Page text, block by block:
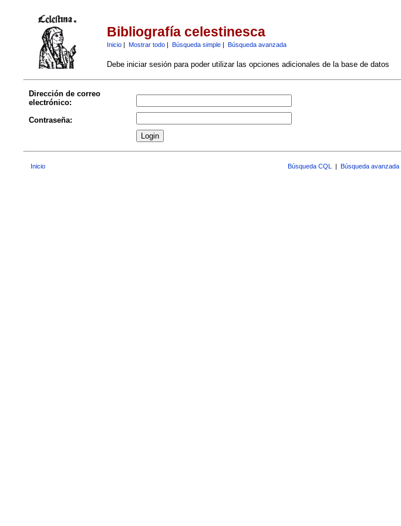
Bibliografía celestinesca
Inicio| Mostrar todo| Búsqueda simple| Búsqueda avanzada
Debe iniciar sesión para poder utilizar las opciones adicionales de la base de datos
Dirección de correo
electrónico:
Contraseña:
Inicio Búsqueda CQL | Búsqueda avanzada